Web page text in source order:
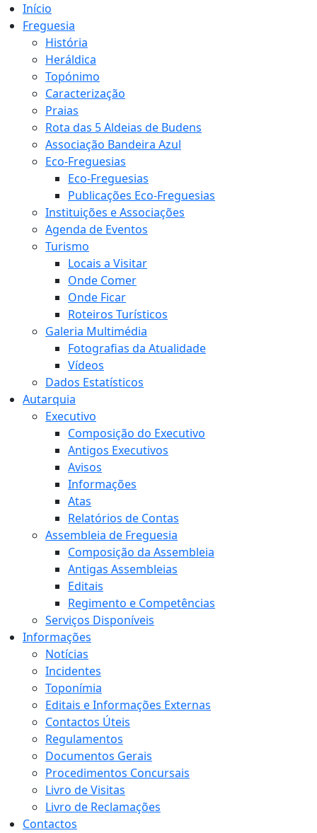
Início
Freguesia
História
Heráldica
Topónimo
Caracterização
Praias
Rota das 5 Aldeias de Budens
Associação Bandeira Azul
Eco-Freguesias
Eco-Freguesias
Publicações Eco-Freguesias
Instituições e Associações
Agenda de Eventos
Turismo
Locais a Visitar
Onde Comer
Onde Ficar
Roteiros Turísticos
Galeria Multimédia
Fotografias da Atualidade
Vídeos
Dados Estatísticos
Autarquia
Executivo
Composição do Executivo
Antigos Executivos
Avisos
Informações
Atas
Relatórios de Contas
Assembleia de Freguesia
Composição da Assembleia
Antigas Assembleias
Editais
Regimento e Competências
Serviços Disponíveis
Informações
Notícias
Incidentes
Toponímia
Editais e Informações Externas
Contactos Úteis
Regulamentos
Documentos Gerais
Procedimentos Concursais
Livro de Visitas
Livro de Reclamações
Contactos